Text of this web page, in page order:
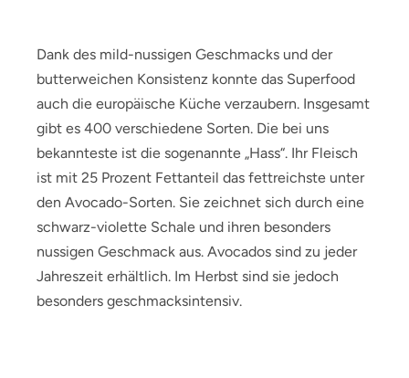
Dank des mild-nussigen Geschmacks und der
butterweichen Konsistenz konnte das Superfood
auch die europäische Küche verzaubern. Insgesamt
gibt es 400 verschiedene Sorten. Die bei uns
bekannteste ist die sogenannte „Hass“. Ihr Fleisch
ist mit 25 Prozent Fettanteil das fettreichste unter
den Avocado-Sorten. Sie zeichnet sich durch eine
schwarz-violette Schale und ihren besonders
nussigen Geschmack aus. Avocados sind zu jeder
Jahreszeit erhältlich. Im Herbst sind sie jedoch
besonders geschmacksintensiv.